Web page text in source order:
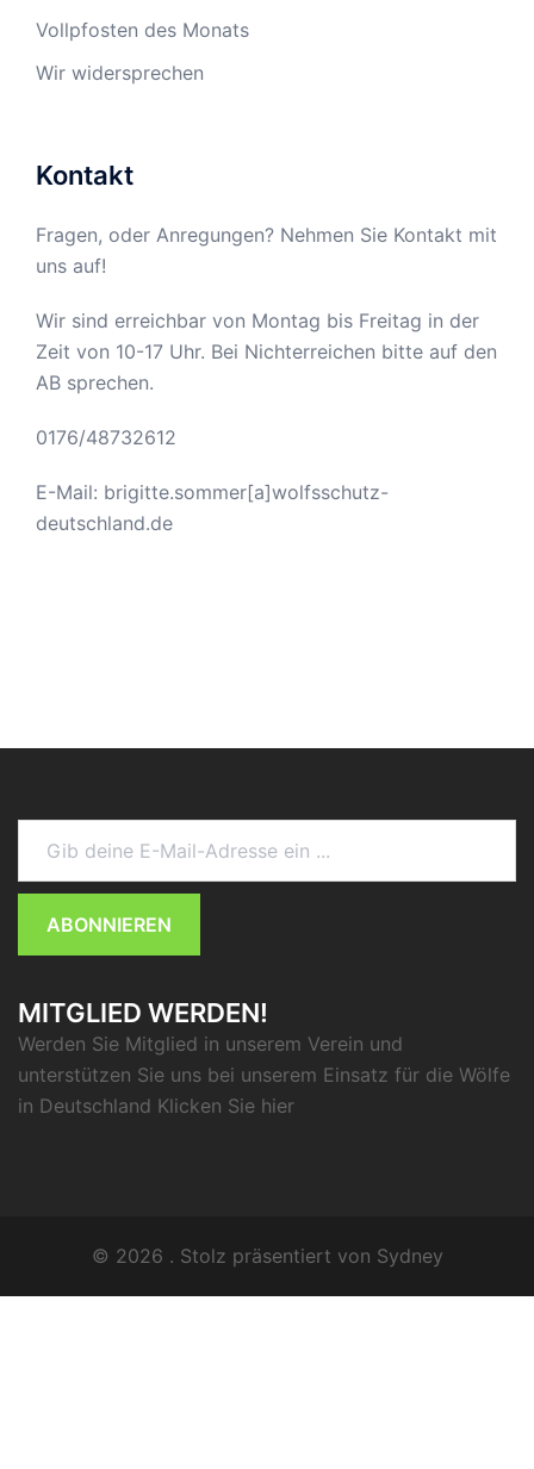
Vollpfosten des Monats
Wir widersprechen
Kontakt
Fragen, oder Anregungen? Nehmen Sie Kontakt mit
uns auf!
Wir sind erreichbar von Montag bis Freitag in der
Zeit von 10-17 Uhr. Bei Nichterreichen bitte auf den
AB sprechen.
0176/48732612
E-Mail: brigitte.sommer[a]wolfsschutz-
deutschland.de
Gib deine E-Mail-Adresse ein ...
ABONNIEREN
MITGLIED WERDEN!
Werden Sie Mitglied in unserem Verein und
unterstützen Sie uns bei unserem Einsatz für die Wölfe
in Deutschland Klicken Sie hier
© 2026 . Stolz präsentiert von Sydney